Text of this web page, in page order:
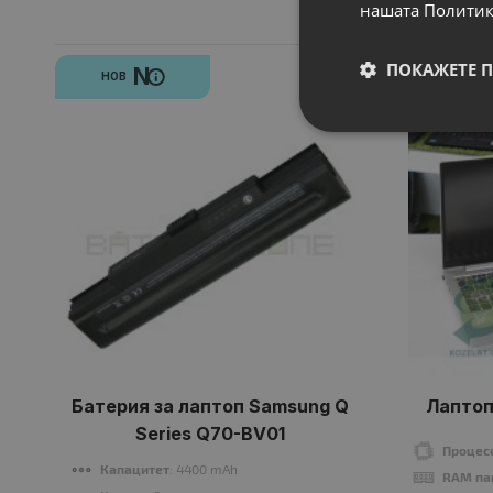
НОВ N
Батерия за лаптоп Samsung Q
Series Q70-BV01
Капацитет: 4400 mAh
КЛАС
RAM
нашата
ПОКАЖЕТЕ